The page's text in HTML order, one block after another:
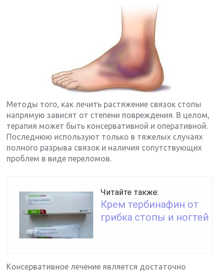
Методы того, как лечить растяжение связок стопы
напрямую зависят от степени повреждения. В целом,
терапия может быть консервативной и оперативной.
Последнюю используют только в тяжелых случаях
полного разрыва связок и наличия сопутствующих
проблем в виде переломов.
Читайте также:
Крем тербинафин от
грибка стопы и ногтей
Консервативное лечение является достаточно